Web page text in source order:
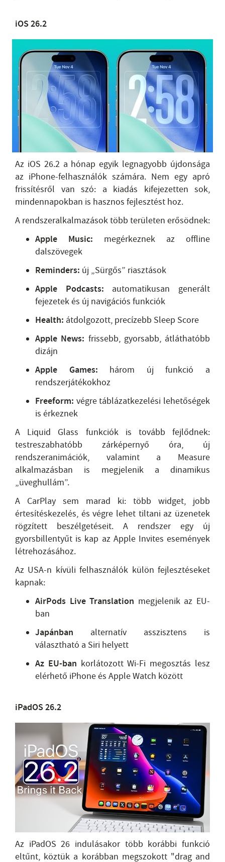
iOS 26.2
Az iOS 26.2 a hónap egyik legnagyobb újdonsága
az iPhone-felhasználók számára. Nem egy apró
frissítésről van szó: a kiadás kifejezetten sok,
mindennapokban is hasznos fejlesztést hoz.
A rendszeralkalmazások több területen erősödnek:
Apple Music: megérkeznek az offline
dalszövegek
Reminders: új „Sürgős” riasztások
Apple Podcasts: automatikusan generált
fejezetek és új navigációs funkciók
Health: átdolgozott, precízebb Sleep Score
Apple News: frissebb, gyorsabb, átláthatóbb
dizájn
Apple Games: három új funkció a
rendszerjátékokhoz
Freeform: végre táblázatkezelési lehetőségek
is érkeznek
A Liquid Glass funkciók is tovább fejlődnek:
testreszabhatóbb zárképernyő óra, új
rendszeranimációk, valamint a Measure
alkalmazásban is megjelenik a dinamikus
„üveghullám”.
A CarPlay sem marad ki: több widget, jobb
értesítéskezelés, és végre lehet tiltani az üzenetek
rögzített beszélgetéseit. A rendszer egy új
gyorsbillentyűt is kap az Apple Invites események
létrehozásához.
Az USA-n kívüli felhasználók külön fejlesztéseket
kapnak:
AirPods Live Translation megjelenik az EU-
ban
Japánban alternatív asszisztens is
választható a Siri helyett
Az EU-ban korlátozott Wi-Fi megosztás lesz
elérhető iPhone és Apple Watch között
iPadOS 26.2
Az iPadOS 26 indulásakor több korábbi funkció
eltűnt, köztük a korábban megszokott "drag and